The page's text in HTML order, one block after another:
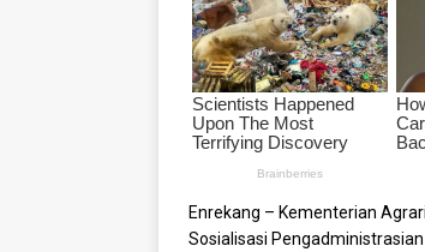
Enrekang – Kementerian
Sosialisasi